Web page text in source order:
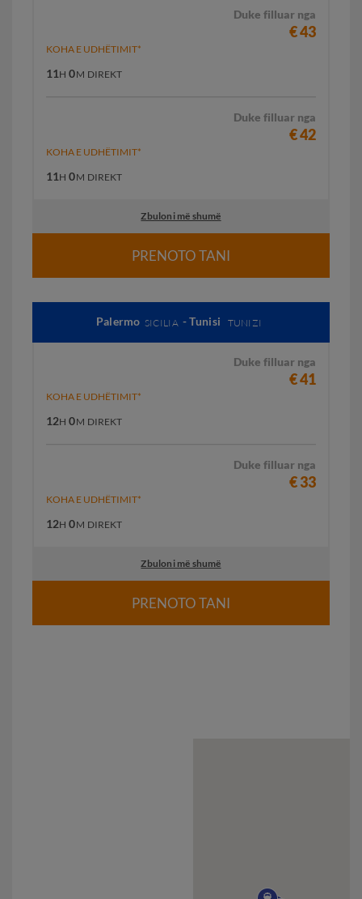
Duke filluar nga
€ 43
KOHA E UDHËTIMIT*
11 H 0M DIREKT
Duke filluar nga
€ 42
KOHA E UDHËTIMIT*
11 H 0M DIREKT
Zbuloni më shumë
PRENOTO TANI
Palermo SICILIA - Tunisi TUNIZI
Duke filluar nga
€ 41
KOHA E UDHËTIMIT*
12H 0M DIREKT
Duke filluar nga
€ 33
KOHA E UDHËTIMIT*
12H 0M DIREKT
Zbuloni më shumë
PRENOTO TANI